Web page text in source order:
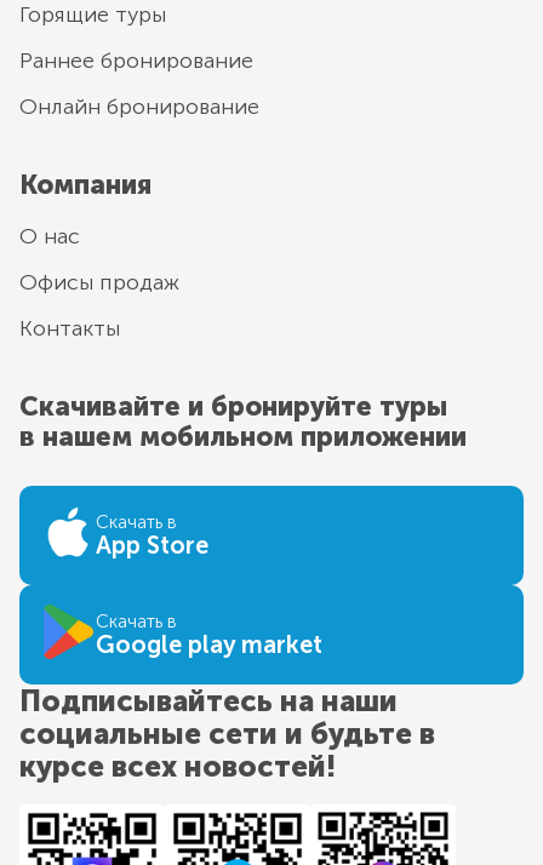
Горящие туры
Раннее бронирование
Онлайн бронирование
Компания
О нас
Офисы продаж
Контакты
Скачивайте и бронируйте туры
в нашем мобильном приложении
Скачать в
App Store
Скачать в
Google play market
Подписывайтесь на наши
социальные сети и будьте в
курсе всех новостей!